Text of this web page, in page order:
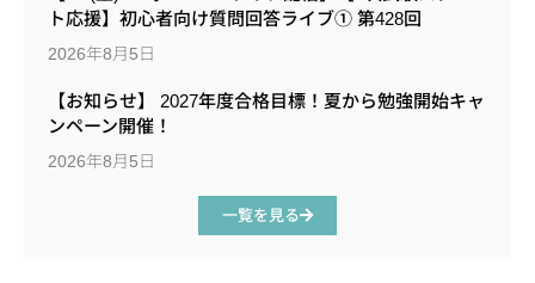
ト応援】初心者向け質問回答ライブ① 第428回
2026年8月5日
【お知らせ】 2027年度合格目標！夏から勉強開始キャ
ンペーン開催！
2026年8月5日
一覧を見る